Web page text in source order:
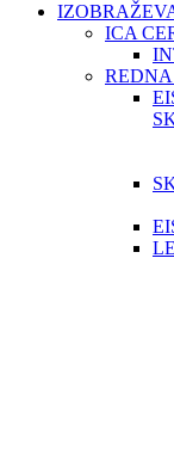
ICA